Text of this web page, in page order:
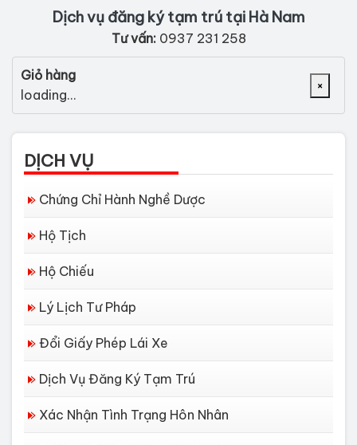
Dịch vụ đăng ký tạm trú tại Hà Nam
Tư vấn: 0937 231 258
×
Giỏ hàng
loading...
DỊCH VỤ
Chứng Chỉ Hành Nghề Dược
Hộ Tịch
Hộ Chiếu
Lý Lịch Tư Pháp
Đổi Giấy Phép Lái Xe
Dịch Vụ Đăng Ký Tạm Trú
Xác Nhận Tình Trạng Hôn Nhân